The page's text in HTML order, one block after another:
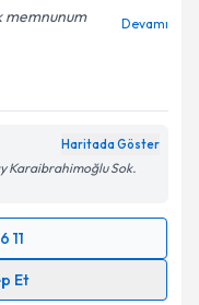
ilişkin
belirtilen
memnunum
Devamı
Haritada Göster
Karaibrahimoğlu Sok.
11
Et